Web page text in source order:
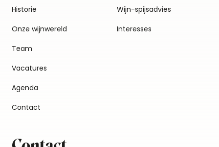
Historie
Onze wijnwereld
Team
Vacatures
Agenda
Contact
Wijn-spijsadvies
Interesses